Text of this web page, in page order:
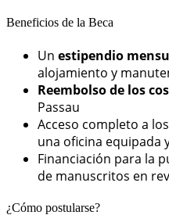
Beneficios de la Beca
Un estipendio
alojamiento y
Reembolso de los
Passau
Acceso completo a
una oficina equipada
Financiación para la
de manuscritos en
¿Cómo postularse?